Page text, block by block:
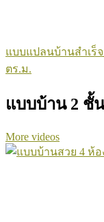
แบบแปลนบ้านสำเร็
ตร.ม.
แบบบ้าน 2 ชั้น
More videos